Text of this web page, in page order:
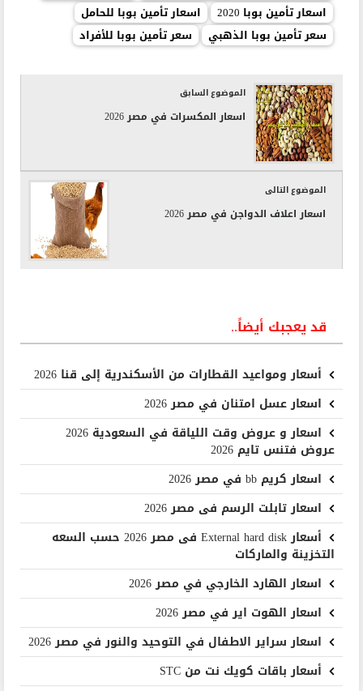
اسعار تأمين بوبا 2020
اسعار تأمين بوبا للحامل
سعر تأمين بوبا الذهبي
سعر تأمين بوبا للأفراد
الموضوع السابق
اسعار المكسرات في مصر 2026
الموضوع التالى
اسعار اعلاف الدواجن في مصر 2026
قد يعجبك أيضاً..
أسعار ومواعيد القطارات من الأسكندرية إلى قنا 2026
اسعار عسل امتنان في مصر 2026
اسعار و عروض وقت اللياقة في السعودية 2026
عروض فتنس تايم 2026
اسعار كريم bb في مصر 2026
اسعار تابلت الرسم فى مصر 2026
أسعار External hard disk فى مصر 2026 حسب السعه
التخزينة والماركات
اسعار الهارد الخارجي في مصر 2026
اسعار الهوت اير في مصر 2026
اسعار سراير الاطفال في التوحيد والنور في مصر 2026
أسعار باقات كويك نت من STC